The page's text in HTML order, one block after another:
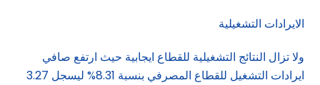
الايرادات التشغيلية
ولا تزال النتائج التشغيلية للقطاع ايجابية حيث ارتفع صافي
ايرادات التشغيل للقطاع المصرفي بنسبة 8.31% ليسجل 3.27